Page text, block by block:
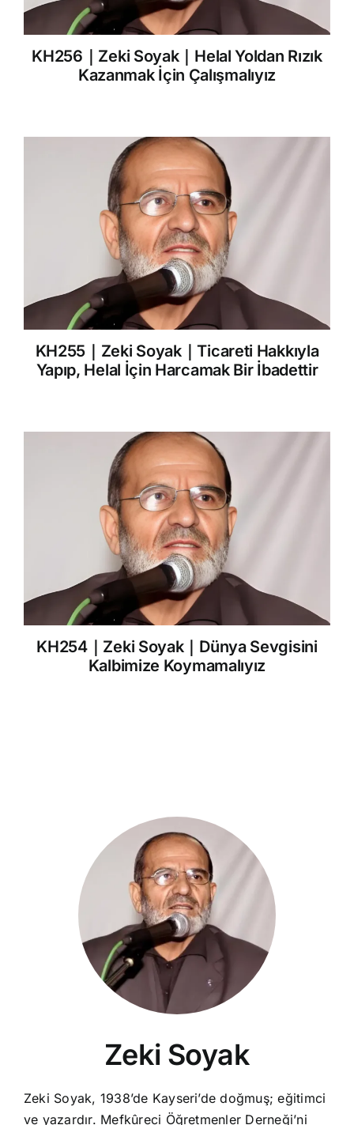
KH256｜Zeki Soyak｜Helal Yoldan Rızık
Kazanmak İçin Çalışmalıyız
KH255｜Zeki Soyak｜Ticareti Hakkıyla
Yapıp, Helal İçin Harcamak Bir İbadettir
KH254｜Zeki Soyak｜Dünya Sevgisini
Kalbimize Koymamalıyız
Zeki Soyak
Zeki Soyak, 1938’de Kayseri’de doğmuş; eğitimci
ve yazardır. Mefkûreci Öğretmenler Derneği’ni